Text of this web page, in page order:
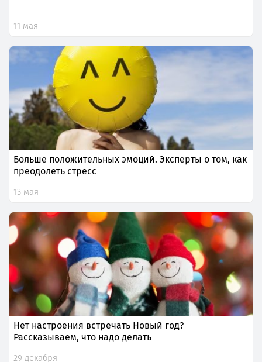
11 мая
Больше положительных эмоций. Эксперты о том, как
преодолеть стресс
13 мая
Нет настроения встречать Новый год?
Рассказываем, что надо делать
29 декабря